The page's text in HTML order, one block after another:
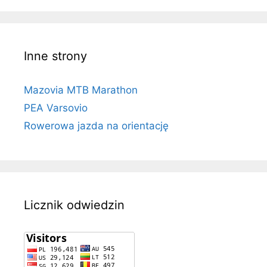
Inne strony
Mazovia MTB Marathon
PEA Varsovio
Rowerowa jazda na orientację
Licznik odwiedzin